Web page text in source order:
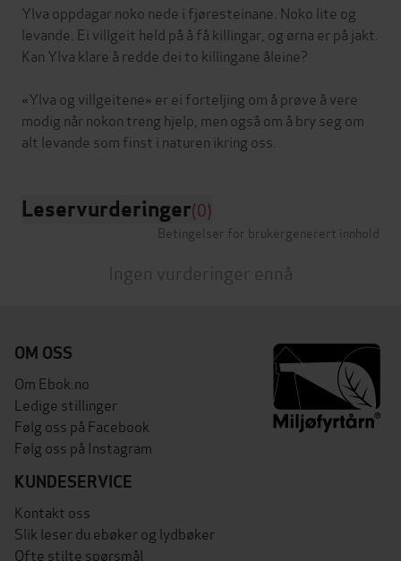
Ylva oppdagar noko nede i fjøresteinane. Noko lite og
levande. Ei villgeit held på å få killingar, og ørna er på jakt.
Kan Ylva klare å redde dei to killingane åleine?
«Ylva og villgeitene» er ei forteljing om å prøve å vere
modig når nokon treng hjelp, men også om å bry seg om
Leservurderinger(0)
Betingelser for brukergenerert innhold
Ingen vurderinger ennå
OM OSS
Om Ebok.no
Ledige stillinger
Følg oss på Facebook
Følg oss på Instagram
KUNDESERVICE
Kontakt oss
Slik leser du ebøker og lydbøker
Ofte stilte spørsmål